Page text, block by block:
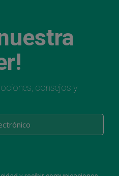
consejos y